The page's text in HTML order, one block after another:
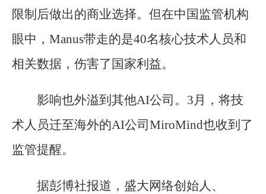
限制后做出的商业选择。但在中国监管机构
眼中，Manus带走的是40名核心技术人员和
相关数据，伤害了国家利益。
影响也外溢到其他AI公司。3月，将技
术人员迁至海外的AI公司MiroMind也收到了
监管提醒。
据彭博社报道，盛大网络创始人、